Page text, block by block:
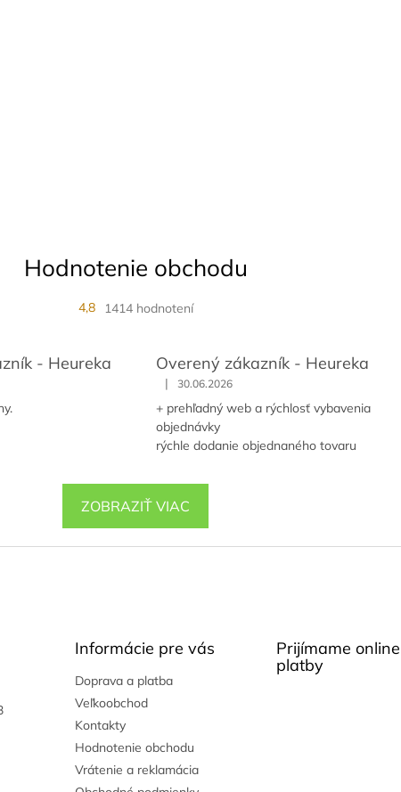
Hodnotenie obchodu
4,8 1414 hodnotení
- Heureka Overený zákazník - Heureka
| 30.06.2026
+ prehľadný web a rýchlosť vybavenia
objednávky
rýchle dodanie objednaného tovaru
ZOBRAZIŤ VIAC
Informácie pre vás
Doprava a platba
Veľkoobchod
Kontakty
Hodnotenie obchodu
Vrátenie a reklamácia
Prijímame online
platby